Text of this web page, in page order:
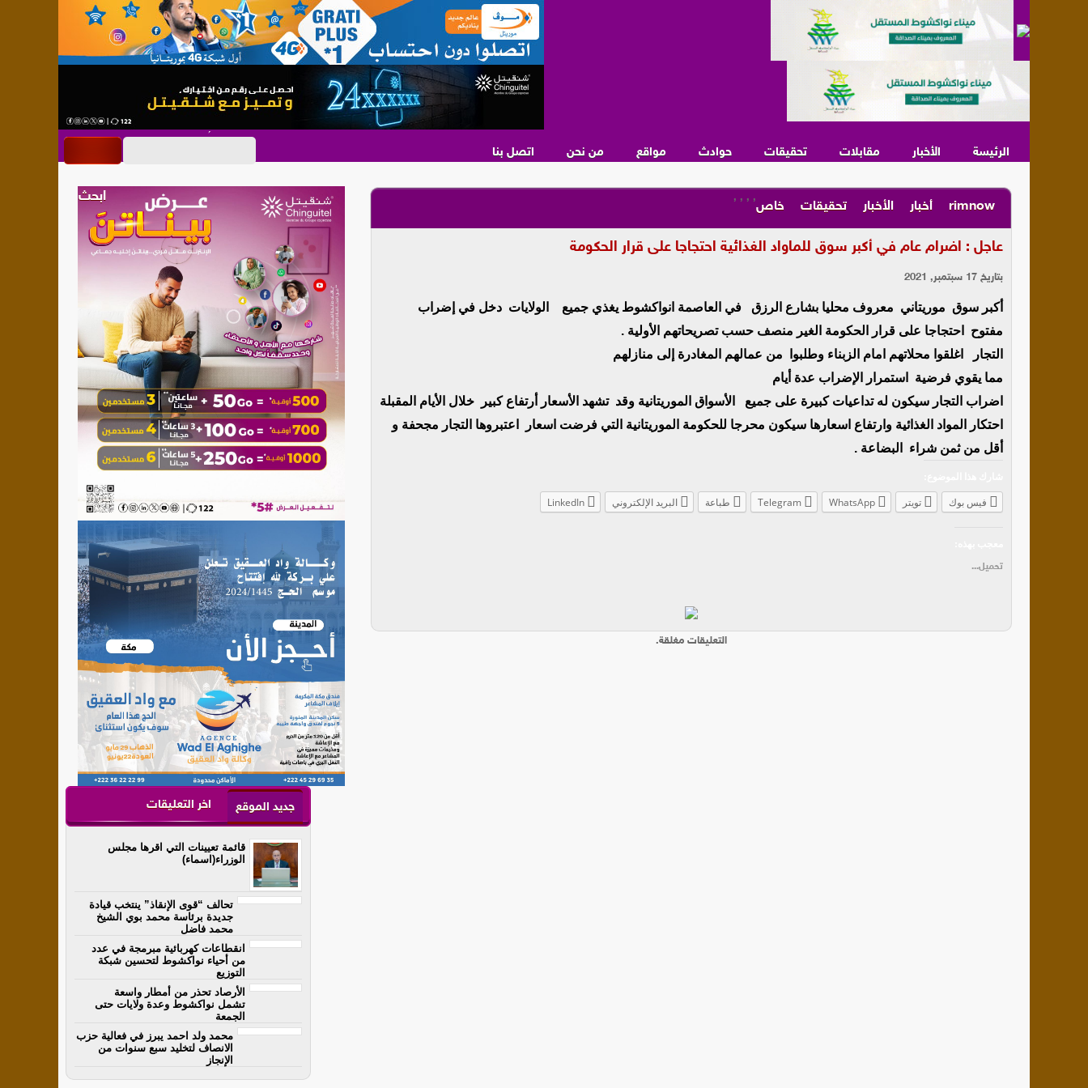
الرئيسة الأخبار مقابلات تحقيقات حوادث مواقع من نحن اتصل بنا
rimnow
,
أخبار
,
الأخبار
,
تحقيقات
,
خاص
عاجل : اضرام عام في أكبر سوق للماواد الغذائية احتجاجا على قرار الحكومة
بتاريخ 17 سبتمبر, 2021
أكبر سوق موريتاني معروف محليا بشارع الرزق في العاصمة انواكشوط يغذي جميع الولايات دخل في إضراب
مفتوح احتجاجا على قرار الحكومة الغير منصف حسب تصريحاتهم الأولية .
التجار اغلقوا محلاتهم امام الزبناء وطلبوا من عمالهم المغادرة إلى منازلهم
مما يقوي فرضية استمرار الإضراب عدة أيام
اضراب التجار سيكون له تداعيات كبيرة على جميع الأسواق الموريتانية وقد تشهد الأسعار أرتفاع كبير خلال الأيام المقبلة
احتكار المواد الغذائية وارتفاع اسعارها سيكون محرجا للحكومة الموريتانية التي فرضت اسعار اعتبروها التجار مجحفة و
أقل من ثمن شراء البضاعة .
فيس بوك تويتر WhatsApp
Telegram طباعة البريد الإلكتروني LinkedIn
تحميل...
التعليقات مغلقة.
جديد الموقع اخر التعليقات
قائمة تعيينات التي اقرها مجلس
الوزراء(اسماء)
تحالف “قوى الإنقاذ” ينتخب قيادة
جديدة برئاسة محمد بوي الشيخ
محمد فاضل
انقطاعات كهربائية مبرمجة في عدد
من أحياء نواكشوط لتحسين شبكة
التوزيع
الأرصاد تحذر من أمطار واسعة
تشمل نواكشوط وعدة ولايات حتى
الجمعة
محمد ولد احمد يبرز في فعالية حزب
الانصاف لتخليد سبع سنوات من
الإنجاز